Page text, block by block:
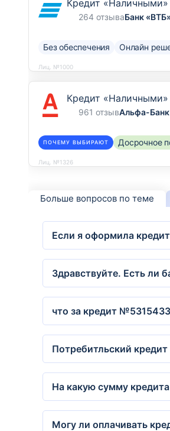
Кредит «Наличными»
264 отзываБанк
Без обеспечения Онлайн
Лиц. №1000
Кредит «Наличными»
961 отзывАльфа-Банк
ПОЧЕМУ ВЫБИРАЮТ Досрочное
Лиц. №1326
Больше вопросов по теме
Если я оформила
Здравствуйте. Есть ли
что за кредит
Потребитльский
На какую сумму
Могу ли оплачивать